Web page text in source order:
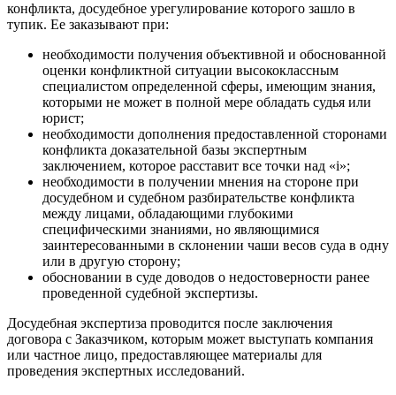
конфликта, досудебное урегулирование которого зашло в
тупик. Ее заказывают при:
необходимости получения объективной и обоснованной
оценки конфликтной ситуации высококлассным
специалистом определенной сферы, имеющим знания,
которыми не может в полной мере обладать судья или
юрист;
необходимости дополнения предоставленной сторонами
конфликта доказательной базы экспертным
заключением, которое расставит все точки над «i»;
необходимости в получении мнения на стороне при
досудебном и судебном разбирательстве конфликта
между лицами, обладающими глубокими
специфическими знаниями, но являющимися
заинтересованными в склонении чаши весов суда в одну
или в другую сторону;
обосновании в суде доводов о недостоверности ранее
проведенной судебной экспертизы.
Досудебная экспертиза проводится после заключения
договора с Заказчиком, которым может выступать компания
или частное лицо, предоставляющее материалы для
проведения экспертных исследований.